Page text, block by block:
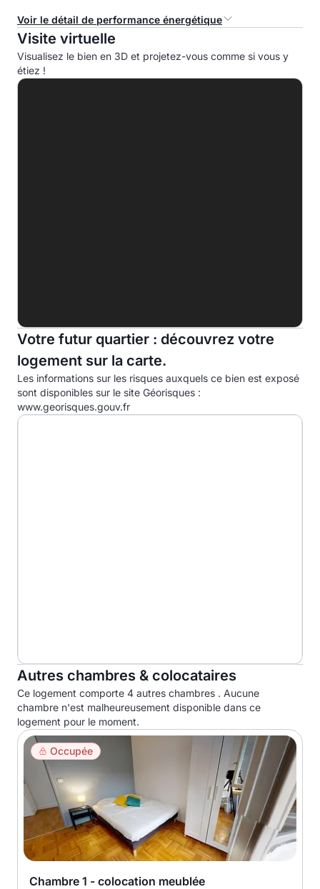
Voir le détail de performance énergétique
Consommation d'énergie primaire (CEP)
A
C
23.0kg eqCO2/m².an
D
E
F
Visite virtuelle
Visualisez le bien en 3D et projetez-vous comme si vous y
étiez !
Votre futur quartier : découvrez votre
logement sur la carte.
Les informations sur les risques auxquels ce bien est exposé
sont disponibles sur le site Géorisques :
www.georisques.gouv.fr
Autres chambres & colocataires
Ce logement comporte 4 autres chambres . Aucune
chambre n'est malheureusement disponible dans ce
logement pour le moment.
Occupée
Chambre 1 - colocation meublée